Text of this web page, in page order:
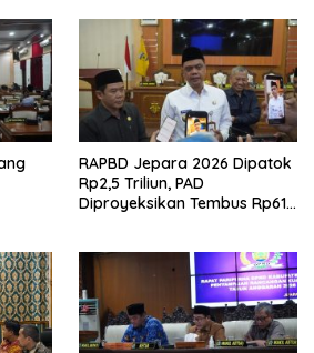
RAPBD Jepara 2026 Dipatok
Rp2,5 Triliun, PAD
Diproyeksikan Tembus Rp612